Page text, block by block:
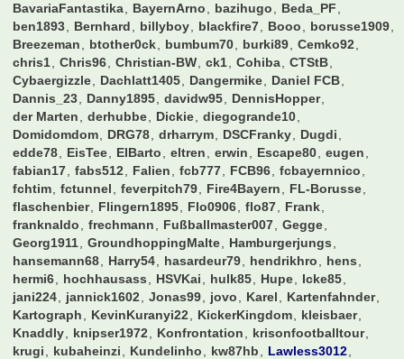
BavariaFantastika
BayernArno bazihugo
Beda_PF
ben1893
Bernhard billyboy blackfire7 Booo
borusse1909
Breezeman
btother0ck bumbum70 burki89
Cemko92
chris1
Chris96 Christian-BW ck1 Cohiba
CTStB
Cybaergizzle
Dachlatt1405 Dangermike
Daniel FCB
Dannis_23
Danny1895 davidw95
DennisHopper
der Marten
derhubbe Dickie
diegogrande10
Domidomdom
DRG78 drharrym DSCFranky
Dugdi
edde78
EisTee ElBarto eltren erwin Escape80
eugen
fabian17
fabs512 Falien fcb777 FCB96
fcbayernnico
fchtim
fctunnel feverpitch79 Fire4Bayern
FL-Borusse
flaschenbier
Flingern1895 Flo0906 flo87
Frank
franknaldo
frechmann Fußballmaster007
Gegge
Georg1911
GroundhoppingMalte
Hamburgerjungs
hansemann68
Harry54 hasardeur79 hendrikhro
hens
hermi6
hochhausass HSVKai hulk85 Hupe
Icke85
jani224
jannick1602 Jonas99 jovo Karel
Kartenfahnder
Kartograph
KevinKuranyi22 KickerKingdom
kleisbaer
Knaddly
knipser1972 Konfrontation
krisonfootballtour
krugi
kubaheinzi Kundelinho kw87hb
Lawless3012